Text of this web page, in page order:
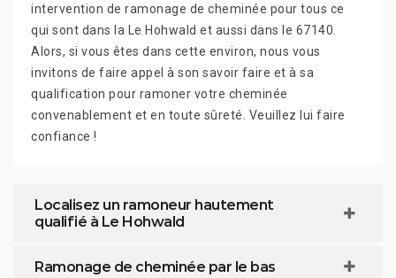
intervention de ramonage de cheminée pour tous ce
qui sont dans la Le Hohwald et aussi dans le 67140.
Alors, si vous êtes dans cette environ, nous vous
invitons de faire appel à son savoir faire et à sa
qualification pour ramoner votre cheminée
convenablement et en toute sûreté. Veuillez lui faire
confiance !
Localisez un ramoneur hautement
qualifié à Le Hohwald
Ramonage de cheminée par le bas